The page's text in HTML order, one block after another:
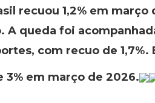
recuou 1,2% em
queda foi
com recuo de
3% em março de 2026.